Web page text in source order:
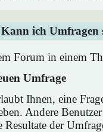
Kann ich Umfragen
Forum in einem
Umfrage
Ihnen, eine
Andere
Resultate der